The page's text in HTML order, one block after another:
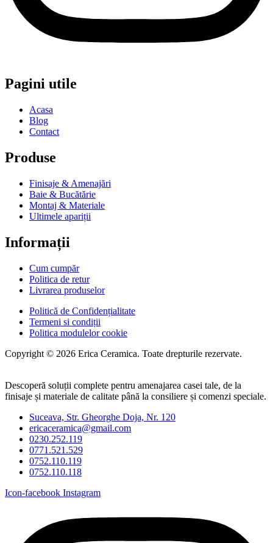
Pagini utile
Acasa
Blog
Contact
Produse
Finisaje & Amenajări
Baie & Bucătărie
Montaj & Materiale
Ultimele apariții
Informații
Cum cumpăr
Politica de retur
Livrarea produselor
Politică de Confidențialitate
Termeni si condiții
Politica modulelor cookie
Copyright © 2026 Erica Ceramica. Toate drepturile rezervate.
Descoperă soluții complete pentru amenajarea casei tale, de la
finisaje și materiale de calitate până la consiliere și comenzi speciale.
Suceava, Str. Gheorghe Doja, Nr. 120
ericaceramica@gmail.com
0230.252.119
0771.521.529
0752.110.119
0752.110.118
Icon-facebook Instagram